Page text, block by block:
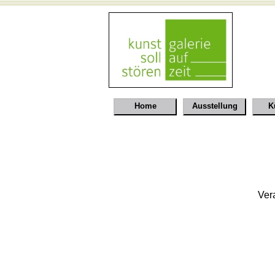
Home Ausstellung